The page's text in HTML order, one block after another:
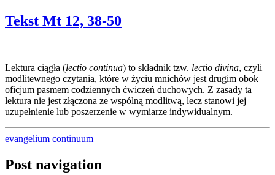
Tekst Mt 12, 38-50
Lektura ciągła (lectio continua) to składnik tzw. lectio divina, czyli
modlitewnego czytania, które w życiu mnichów jest drugim obok
oficjum pasmem codziennych ćwiczeń duchowych. Z zasady ta
lektura nie jest złączona ze wspólną modlitwą, lecz stanowi jej
uzupełnienie lub poszerzenie w wymiarze indywidualnym.
evangelium continuum
Post navigation